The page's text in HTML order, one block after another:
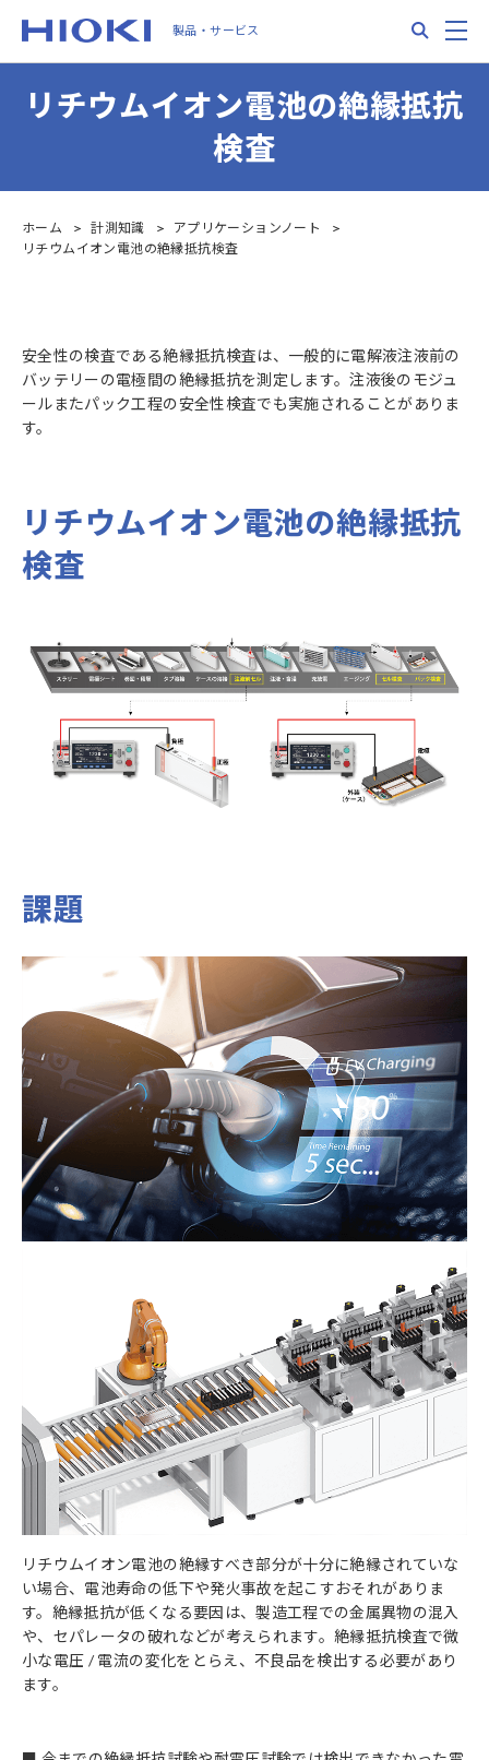
main
製品・サービス
リチウムイオン電池の絶縁抵抗
検査
ホーム 計測知識
アプリケーションノート
リチウムイオン電池の絶縁抵抗検査
安全性の検査である絶縁抵抗検査は、一般的に電解液注液前の
バッテリーの電極間の絶縁抵抗を測定します。注液後のモジュ
ールまたパック工程の安全性検査でも実施されることがありま
す。
リチウムイオン電池の絶縁抵抗
検査
課題
リチウムイオン電池の絶縁すべき部分が十分に絶縁されていな
い場合、電池寿命の低下や発火事故を起こすおそれがありま
す。絶縁抵抗が低くなる要因は、製造工程での金属異物の混入
や、セパレータの破れなどが考えられます。絶縁抵抗検査で微
小な電圧 / 電流の変化をとらえ、不良品を検出する必要があり
ます。